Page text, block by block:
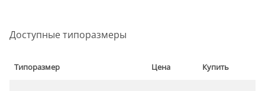
Доступные типоразмеры
Типоразмер Цена Купить